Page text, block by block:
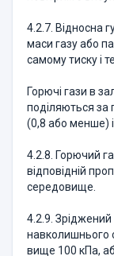
4.2.7. Відносна
маси газу або
самому тиску і
Горючі гази в
поділяються за
(0,8 або менше)
4.2.8. Горючий
відповідній
середовище.
4.2.9. Зріджений
навколишнього
вище 100 кПа,